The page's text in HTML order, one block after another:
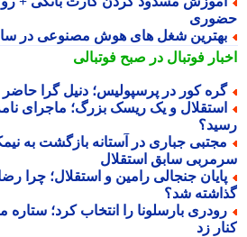
شغل های هوش مصنوعی در سال ۲۰۲۶
فوتبال در صبح فوتبالی
کور در پرسپولیس؛ دنیل گرا حاضر به
و یک ریسک بزرگ؛ ماجرای نامه
جباری در آستانه بازگشت به
سابق استقلال
جنجالی رامین و استقلال؛ چرا
شد؟
بارسلونا را انتخاب کرد؛ ستاره
زد